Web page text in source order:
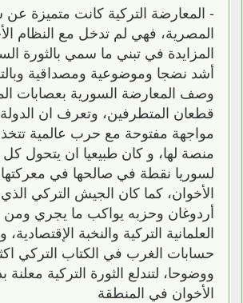
- المعارضة التركية كانت متميزة عن
المصرية، فهي لم تدخل مع النظام
المزايدة في تبني ما سمي بالثورة
أشد نضجا وموضوعية ومصداقية
وصف المعارضة السورية بعصابات
قطعان المتطرفين، وتعرف ان
مواجهة مفتوحة مع حرب عالمية
منصة لها، و كان طبيعيا ان يتحول
لسوريا نقطة في صالحها في
الأخوان، كما كان الجيش التركي
أردوغان وحزبه يواكب ما يجري ومن
العلمانية التركية والنخبة
حسابات الغرب في الكتاب التركي
ووضوحا، لتندلع الثورة التركية معلنة
الأخوان في المنطقة